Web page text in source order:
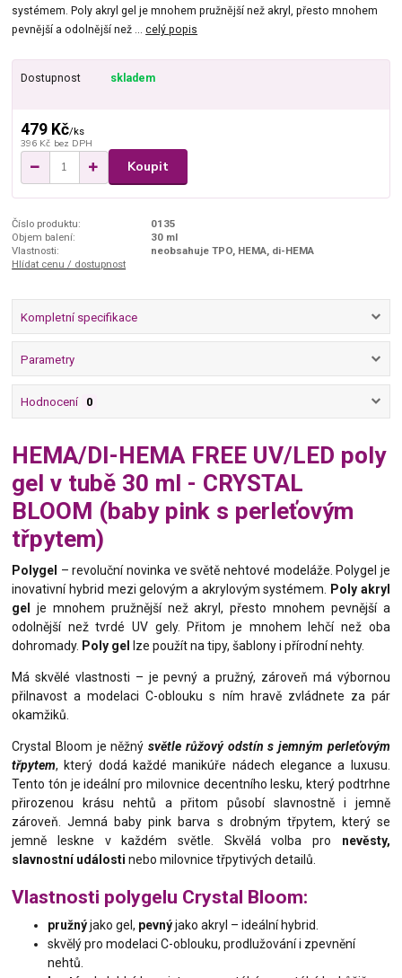
systémem. Poly akryl gel je mnohem pružnější než akryl, přesto mnohem
pevnější a odolnější než ...celý popis
Dostupnost skladem
479 Kč/ks
396 Kč bez DPH
Koupit
Číslo produktu:
0135
Objem balení:
30 ml
Vlastnosti:
neobsahuje TPO, HEMA, di-HEMA
Hlídat cenu / dostupnost
Kompletní specifikace
Parametry
Hodnocení 0
HEMA/DI-HEMA FREE UV/LED poly
gel v tubě 30 ml - CRYSTAL
BLOOM (baby pink s perleťovým
třpytem)
Polygel – revoluční novinka ve světě nehtové modeláže. Polygel je
inovativní hybrid mezi gelovým a akrylovým systémem.
Poly akryl
gel
je mnohem pružnější než akryl, přesto mnohem pevnější a
odolnější než tvrdé UV gely. Přitom je mnohem lehčí než oba
dohromady. Poly gel lze použít na tipy, šablony i přírodní nehty.
Má skvělé vlastnosti – je pevný a pružný, zároveň má výbornou
přilnavost a modelaci C-oblouku s ním hravě zvládnete za pár
okamžiků.
Crystal Bloom je něžnýsvětle růžový odstín s jemným perleťovým
třpytem, který dodá každé manikúře nádech elegance a luxusu.
Tento tón je ideální pro milovnice decentního lesku, který podtrhne
přirozenou krásu nehtů a přitom působí slavnostně i jemně
zároveň. Jemná baby pink barva s drobným třpytem, který se
jemně leskne v každém světle. Skvělá volba pro nevěsty,
slavnostní události nebo milovnice třpytivých detailů.
Vlastnosti polygelu Crystal Bloom:
pružnýjako gel, pevnýjako akryl – ideální hybrid.
skvělý pro modelaci C-oblouku, prodlužování i zpevnění
nehtů.